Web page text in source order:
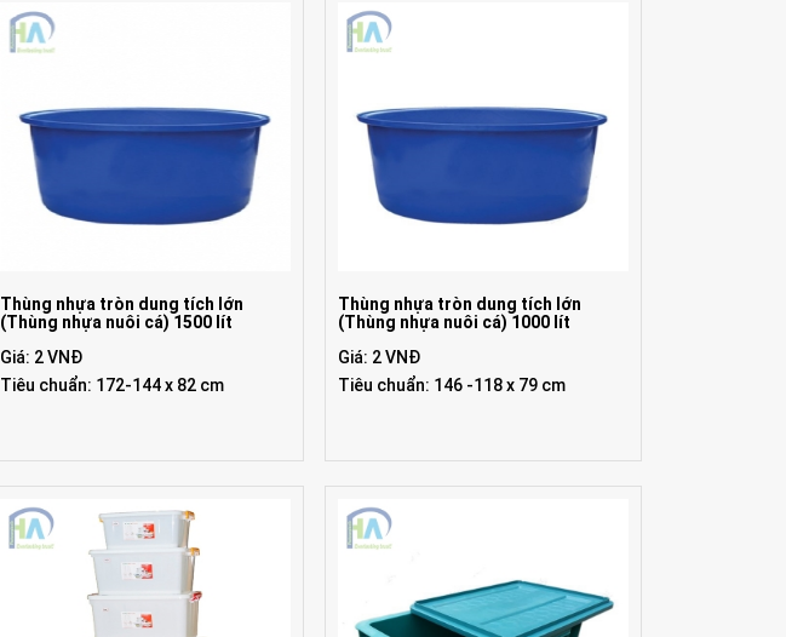
Thùng nhựa tròn dung tích lớn
(Thùng nhựa nuôi cá) 1500 lít
Giá: 2 VNĐ
Tiêu chuẩn: 172-144 x 82 cm
Thùng nhựa tròn dung tích lớn
(Thùng nhựa nuôi cá) 1000 lít
Giá: 2 VNĐ
Tiêu chuẩn: 146 -118 x 79 cm